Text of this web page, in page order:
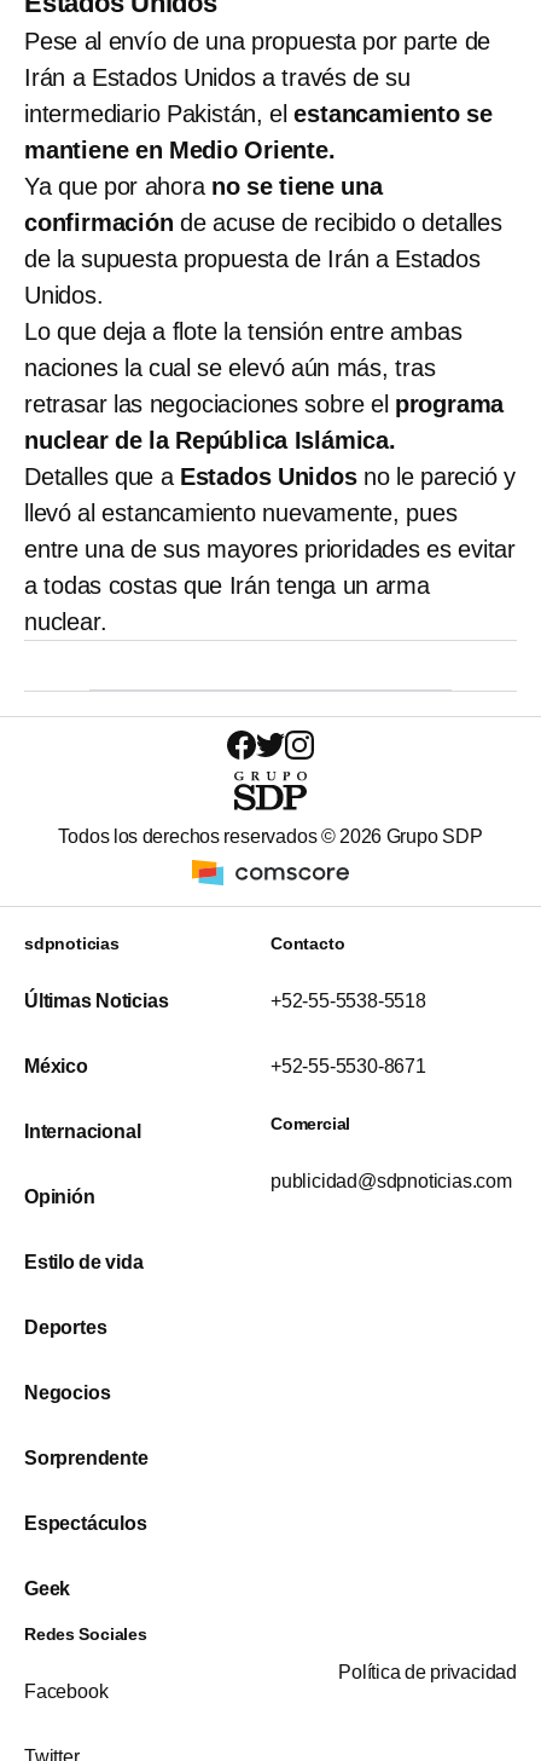
Pese al envío de una propuesta por parte de
Irán a Estados Unidos a través de su
intermediario Pakistán, elestancamiento se
mantiene en Medio Oriente.
Ya que por ahora no se tiene una
confirmación de acuse de recibido o detalles
de la supuesta propuesta de Irán a Estados
Unidos.
Lo que deja a flote la tensión entre ambas
naciones la cual se elevó aún más, tras
retrasar las negociaciones sobre el programa
nuclear de la República Islámica.
Detalles que a Estados Unidosno le pareció y
llevó al estancamiento nuevamente, pues
entre una de sus mayores prioridades es evitar
a todas costas que Irán tenga un arma
nuclear.
Todos los derechos reservados © 2026 Grupo SDP
sdpnoticias
Últimas Noticias
México
Internacional
Opinión
Estilo de vida
Deportes
Negocios
Sorprendente
Espectáculos
Geek
Contacto
+52-55-5538-5518
+52-55-5530-8671
Comercial
publicidad@sdpnoticias.com
Redes Sociales
Facebook
Twitter
Política de privacidad